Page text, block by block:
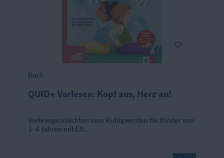
Buch
QUID+ Vorlesen: Kopf aus, Herz an!
Vorlesegeschichten zum Ruhigwerden für Kinder von
3–6 Jahren mit Elt...